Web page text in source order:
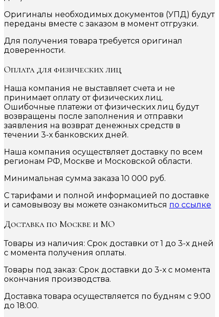
Оригиналы необходимых документов (УПД) будут
переданы вместе с заказом в момент отгрузки.
Для получения товара требуется оригинал
доверенности.
Оплата для физических лиц
Наша компания не выставляет счета и не
принимает оплату от физических лиц.
Ошибочные платежи от физических лиц будут
возвращены после заполнения и отправки
заявления на возврат денежных средств в
течении 3-х банковских дней.
Наша компания осуществляет доставку по всем
регионам РФ, Москве и Московской области.
Минимальная сумма заказа 10 000 руб.
С тарифами и полной информацией по доставке
и самовывозу вы можете ознакомиться по ссылке
Доставка по Москве и МО
Товары из наличия: Срок доставки от 1 до 3-х дней
с момента получения оплаты.
Товары под заказ: Срок доставки до 3-х с момента
окончания производства.
Доставка товара осуществляется по будням с 9:00
до 18:00.